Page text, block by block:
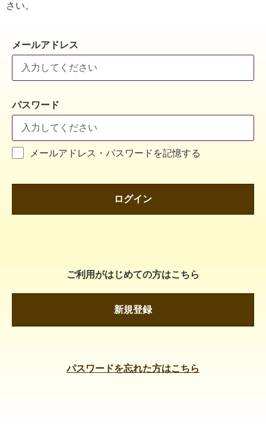
さい。
メールアドレス
パスワード
メールアドレス・パスワードを記憶する
ログイン
ご利用がはじめての方はこちら
新規登録
パスワードを忘れた方はこちら